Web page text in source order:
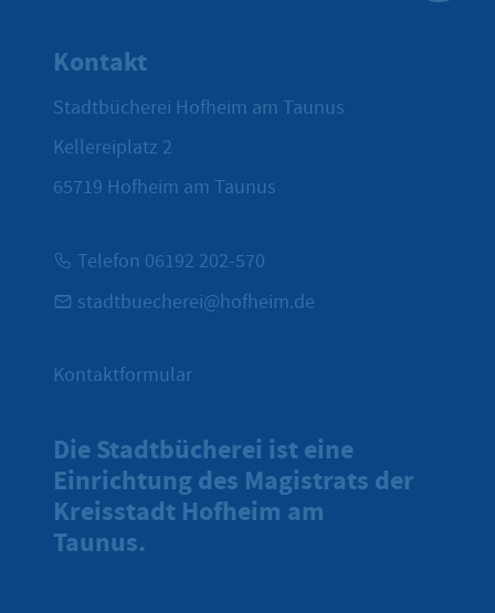
Kontakt
Stadtbücherei Hofheim am Taunus
Kellereiplatz 2
65719 Hofheim am Taunus
Telefon 06192 202-570
stadtbuecherei@hofheim.de
Kontaktformular
Die Stadtbücherei ist eine
Einrichtung des Magistrats der
Kreisstadt Hofheim am
Taunus.